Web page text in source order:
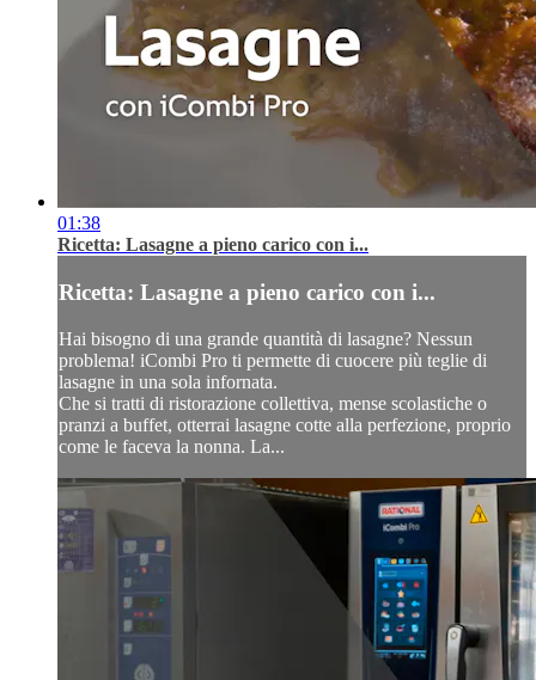
01:38
Ricetta: Lasagne a pieno carico con i...
Ricetta: Lasagne a pieno carico con i...
Hai bisogno di una grande quantità di lasagne? Nessun
problema! iCombi Pro ti permette di cuocere più teglie di
lasagne in una sola infornata.
Che si tratti di ristorazione collettiva, mense scolastiche o
pranzi a buffet, otterrai lasagne cotte alla perfezione, proprio
come le faceva la nonna. La...